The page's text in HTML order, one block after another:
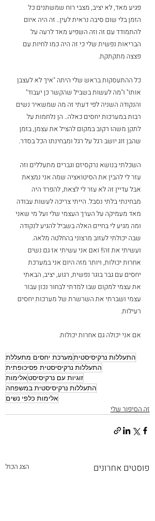
פגיע מאד, לא יציב, מצבי רוח שמשתנים כל
הזמן בלי שום סיבה נראית לעין.. זה היה איום
להתמודד עם זה וזה השפיע מאד לרעה על
הבריאות נפשית שלי כי זה היה כמו לחיות עם
פצצה מתקתקת.
כל ההתעסקות בראש שלי היתה "איך לא לעצבן
אותו" ו"מה לעשות בשביל שהקשר כן יעבוד"
והנקודה השניה לפי דעתי זה מה שמשאיר נשים
רבות במערכות יחסים כאלה.. הן נלחמות על
לתקן משהו רקוב במקום להציל את עצמן, בזמן
שהבן זוג יושב רגל על רגל ומבחינתו הכל בסדר.
השכלתי בנושא נרקסיזם וגברים מתעללים וזה
עזר לי להבין את הסיטואציה שמה אני נמצאת
אבל עדיין זה לא עזר לי לצאת, להפרד היה
מבחינתי בלתי נסבל. הייתי צריכה לעשות עבודה
מאד מעמיקה על הערך העצמי שלי ועל מי שאני
ומה מגיע לי בחיים האלה בשביל להגיע לנקודה
שבה יכולתי לעזוב מרצוני בהחלטה מלאה.
ועשיתי את זה!! ואם אני עשיתי אז גם נשים
אחרות יכולות, ויותר מזה היום אני במערכת
יחסים עם גבר בוגר נפשית, רגוע, יציב, הבאתי
את עצמי למקום שבו למדתי לבחור נכון עבור
עצמי ושברתי את השרשרת של מערכות יחסים
רעילות.
אם אני יכולה גם אחרות יכולות.
התעללות נרקיסיסטיתמערכת יחסים מתעללת
התעללות נרקיסיסטית פסיכופתית
זוגיות עם נרקיסיסטאלימות
התעללות נרקיסיסטית במשפחה
אלימות כלפי נשים
זה הסיפור שלי
פוסטים אחרונים הצג הכול